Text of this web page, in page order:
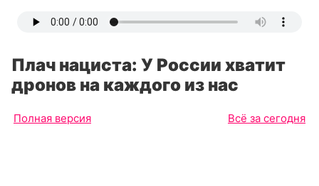
Плач нациста: У России хватит
дронов на каждого из нас
Полная версия Всё за сегодня